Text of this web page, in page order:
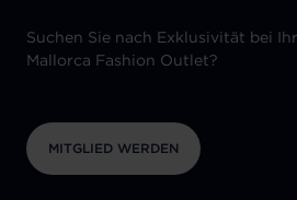
Suchen Sie nach Exklusivität bei
Mallorca Fashion Outlet?
MITGLIED WERDEN